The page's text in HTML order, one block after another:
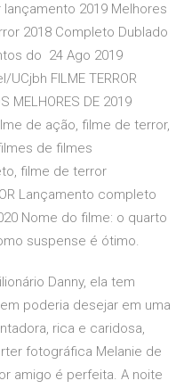
2019 Melhores
2018 Completo Dublado
do 24 Ago 2019
FILME TERROR
MELHORES DE 2019
de ação, filme de terror,
de filmes
filme de terror
Lançamento completo
Nome do filme: o quarto
suspense é ótimo.
Danny, ela tem
poderia desejar em uma
rica e caridosa,
fotográfica Melanie de
amigo é perfeita. A noite